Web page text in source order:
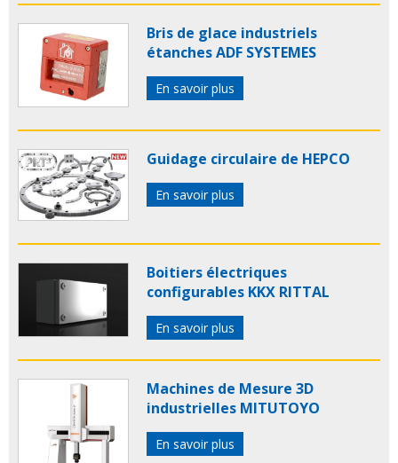
Bris de glace industriels
étanches ADF SYSTEMES
En savoir plus
Guidage circulaire de HEPCO
En savoir plus
Boitiers électriques
configurables KKX RITTAL
En savoir plus
Machines de Mesure 3D
industrielles MITUTOYO
En savoir plus